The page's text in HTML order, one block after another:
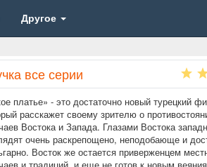
Другое
все серии
платье» - это достаточно новый турецкий
расскажет своему зрителю о
Востока и Запада. Глазами Востока
очень раскрепощено, неподобающе и
Восток же остается приверженцем